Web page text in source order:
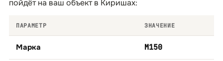
пойдёт на ваш объект в Киришах:
ПАРАМЕТР ЗНАЧЕНИЕ
Марка М150